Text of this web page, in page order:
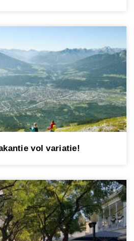
vol variatie!